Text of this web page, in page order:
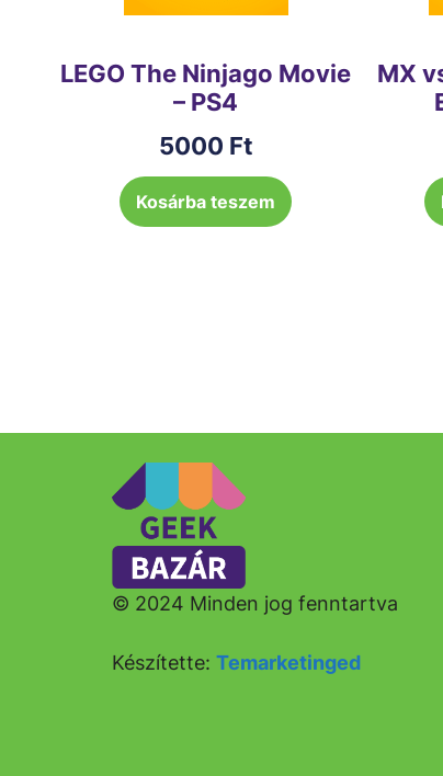
LEGO The Ninjago Movie
– PS4
5000 Ft
Kosárba teszem
MX
© 2024 Minden jog fenntartva
Készítette: Temarketinged